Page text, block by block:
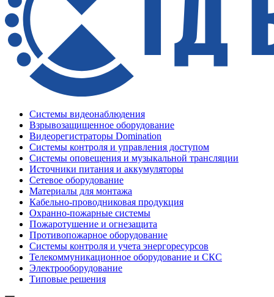
Системы видеонаблюдения
Взрывозащищенное оборудование
Видеорегистраторы Domination
Системы контроля и управления доступом
Системы оповещения и музыкальной трансляции
Источники питания и аккумуляторы
Сетевое оборудование
Материалы для монтажа
Кабельно-проводниковая продукция
Охранно-пожарные системы
Пожаротушение и огнезащита
Противопожарное оборудование
Системы контроля и учета энергоресурсов
Телекоммуникационное оборудование и СКС
Электрооборудование
Типовые решения